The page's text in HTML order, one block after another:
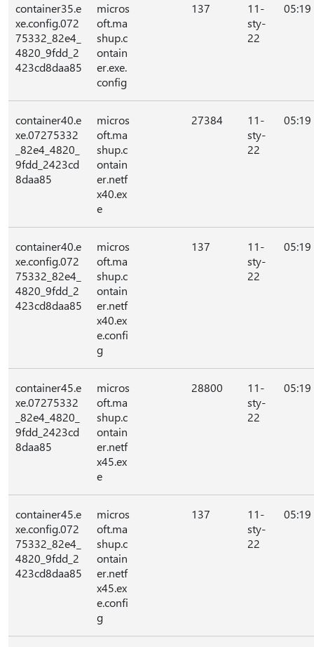
container35.e
xe.config.072
75332_82e4_
4820_9fdd_2
423cd8daa85
micros
oft.ma
shup.c
ontain
er.exe.
config
137
11-
sty-
22
05:19
container40.e
xe.07275332
_82e4_4820_
9fdd_2423cd
8daa85
micros
oft.ma
shup.c
ontain
er.netf
x40.ex
e
27384
11-
sty-
22
05:19
container40.e
xe.config.072
75332_82e4_
4820_9fdd_2
423cd8daa85
micros
oft.ma
shup.c
ontain
er.netf
x40.ex
e.confi
g
137
11-
sty-
22
05:19
container45.e
xe.07275332
_82e4_4820_
9fdd_2423cd
8daa85
micros
oft.ma
shup.c
ontain
er.netf
x45.ex
e
28800
11-
sty-
22
05:19
container45.e
xe.config.072
75332_82e4_
4820_9fdd_2
423cd8daa85
micros
oft.ma
shup.c
ontain
er.netf
x45.ex
e.confi
g
137
11-
sty-
22
05:19